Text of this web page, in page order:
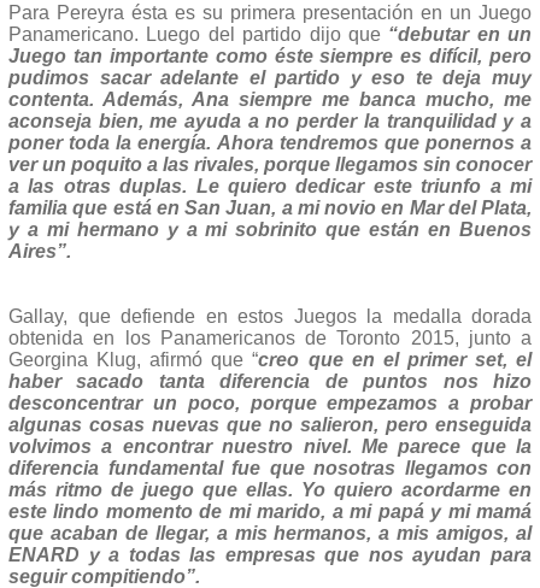
Para Pereyra ésta es su primera presentación en un Juego
Panamericano. Luego del partido dijo que “debutar en un
Juego tan importante como éste siempre es difícil, pero
pudimos sacar adelante el partido y eso te deja muy
contenta. Además, Ana siempre me banca mucho, me
aconseja bien, me ayuda a no perder la tranquilidad y a
poner toda la energía. Ahora tendremos que ponernos a
ver un poquito a las rivales, porque llegamos sin conocer
a las otras duplas. Le quiero dedicar este triunfo a mi
familia que está en San Juan, a mi novio en Mar del Plata,
y a mi hermano y a mi sobrinito que están en Buenos
Aires”.
Gallay, que defiende en estos Juegos la medalla dorada
obtenida en los Panamericanos de Toronto 2015, junto a
Georgina Klug, afirmó que “creo que en el primer set, el
haber sacado tanta diferencia de puntos nos hizo
desconcentrar un poco, porque empezamos a probar
algunas cosas nuevas que no salieron, pero enseguida
volvimos a encontrar nuestro nivel. Me parece que la
diferencia fundamental fue que nosotras llegamos con
más ritmo de juego que ellas. Yo quiero acordarme en
este lindo momento de mi marido, a mi papá y mi mamá
que acaban de llegar, a mis hermanos, a mis amigos, al
ENARD y a todas las empresas que nos ayudan para
seguir compitiendo”.